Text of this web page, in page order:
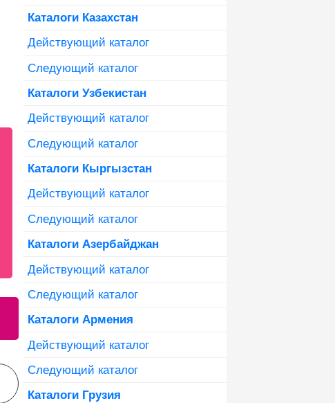
Каталоги Казахстан
Действующий каталог
Следующий каталог
Каталоги Узбекистан
Действующий каталог
Следующий каталог
Каталоги Кыргызстан
Действующий каталог
Следующий каталог
Каталоги Азербайджан
Действующий каталог
Следующий каталог
Каталоги Армения
Действующий каталог
Следующий каталог
Каталоги Грузия